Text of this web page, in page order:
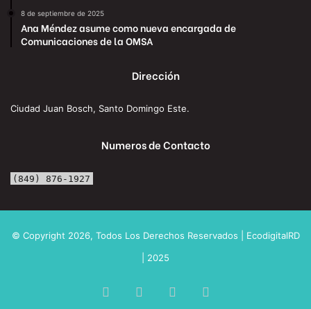
8 de septiembre de 2025
Ana Méndez asume como nueva encargada de
Comunicaciones de la OMSA
Dirección
Ciudad Juan Bosch, Santo Domingo Este.
Numeros de Contacto
(849) 876-1927
© Copyright 2026, Todos Los Derechos Reservados | EcodigitalRD
| 2025
Facebook YouTube